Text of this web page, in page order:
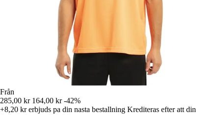
Från
285,00 kr 164,00 kr -42%
+8,20 krerbjuds pa din nasta bestallning Krediteras efter att din